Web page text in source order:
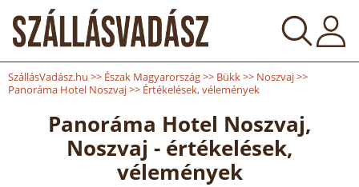
SzállásVadász.hu >> Észak Magyarország>> Bükk>> Noszvaj>>
Panoráma Hotel Noszvaj>> Értékelések, vélemények
Panoráma Hotel Noszvaj,
Noszvaj - értékelések,
vélemények